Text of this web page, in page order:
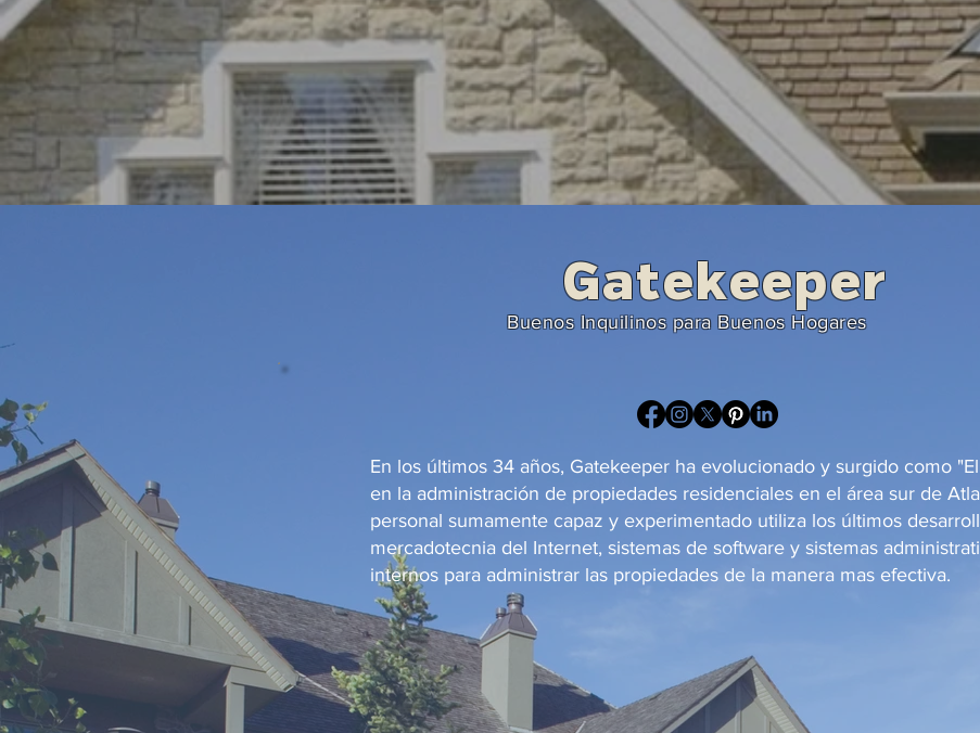
Gatekeeper
Buenos Inquilinos para Buenos Hogares
En los últimos 34 años, Gatekeeper ha evolucionado y surgido como
en la administración de propiedades residenciales en el área sur de
personal sumamente capaz y experimentado utiliza los últimos
mercadotecnia del Internet, sistemas de software y sistemas
internos para administrar las propiedades de la manera mas efectiva.